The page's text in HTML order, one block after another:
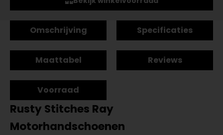
Omschrijving Specificaties
Maattabel Reviews
Voorraad
Rusty Stitches Ray
Motorhandschoenen